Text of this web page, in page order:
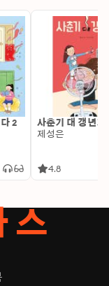
2
사춘기 대 갱년기
제성은
4.8
스